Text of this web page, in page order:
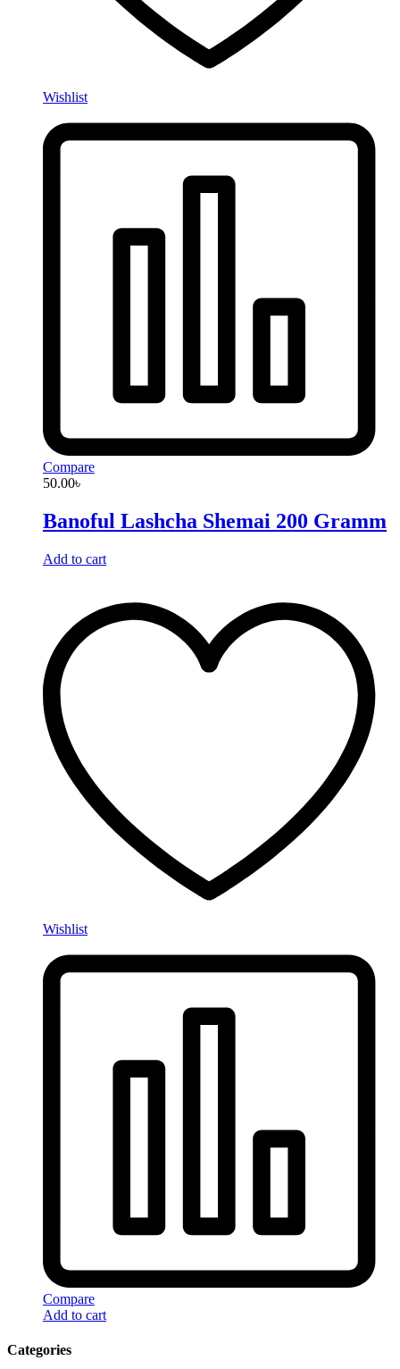
Wishlist
Compare
50.00৳
Banoful Lashcha Shemai 200 Gramm
Add to cart
Wishlist
Compare
Add to cart
Categories